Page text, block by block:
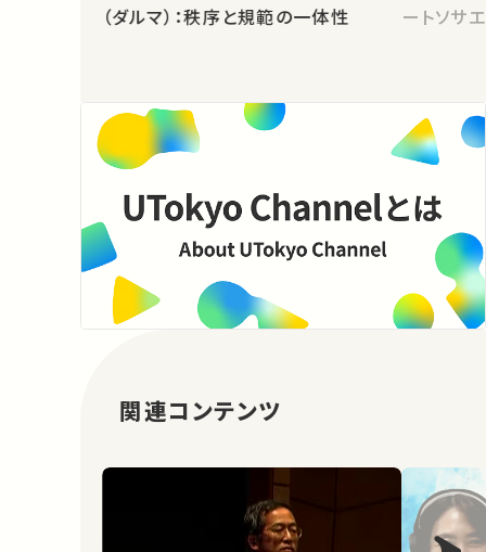
（ダルマ）：秩序と規範の一体性
ートソサ
関連コンテンツ